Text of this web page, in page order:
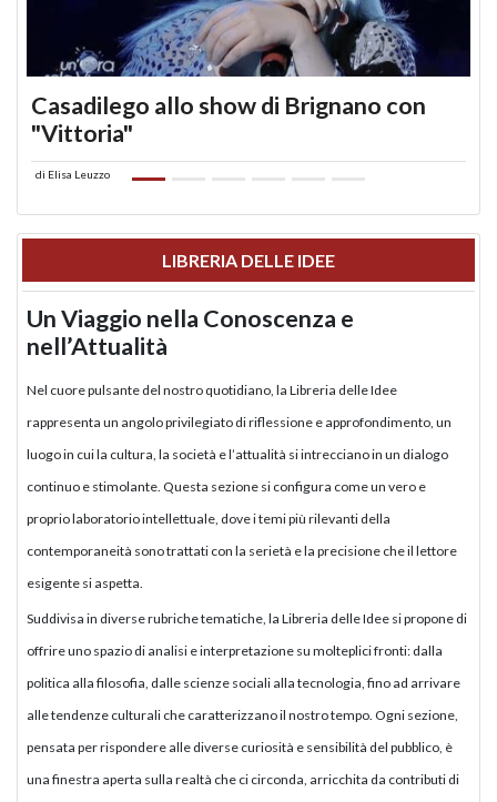
Casadilego allo show di Brignano con
"Vittoria"
di Elisa Leuzzo
LIBRERIA DELLE IDEE
Un Viaggio nella Conoscenza e
nell’Attualità
Nel cuore pulsante del nostro quotidiano, la Libreria delle Idee
rappresenta un angolo privilegiato di riflessione e approfondimento, un
luogo in cui la cultura, la società e l’attualità si intrecciano in un dialogo
continuo e stimolante. Questa sezione si configura come un vero e
proprio laboratorio intellettuale, dove i temi più rilevanti della
contemporaneità sono trattati con la serietà e la precisione che il lettore
esigente si aspetta.
Suddivisa in diverse rubriche tematiche, la Libreria delle Idee si propone di
offrire uno spazio di analisi e interpretazione su molteplici fronti: dalla
politica alla filosofia, dalle scienze sociali alla tecnologia, fino ad arrivare
alle tendenze culturali che caratterizzano il nostro tempo. Ogni sezione,
pensata per rispondere alle diverse curiosità e sensibilità del pubblico, è
una finestra aperta sulla realtà che ci circonda, arricchita da contributi di